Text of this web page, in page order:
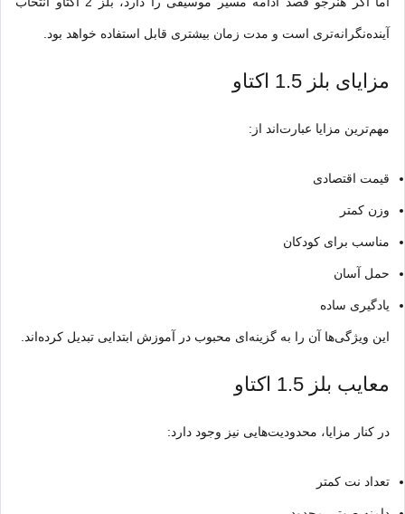
آینده‌نگرانه‌تری است و مدت زمان بیشتری قابل استفاده خواهد بود.
مزایای بلز 1.5 اکتاو
مهم‌ترین مزایا عبارت‌اند از:
قیمت اقتصادی
وزن کمتر
مناسب برای کودکان
حمل آسان
یادگیری ساده
این ویژگی‌ها آن را به گزینه‌ای محبوب در آموزش ابتدایی تبدیل کرده‌اند.
معایب بلز 1.5 اکتاو
در کنار مزایا، محدودیت‌هایی نیز وجود دارد:
تعداد نت کمتر